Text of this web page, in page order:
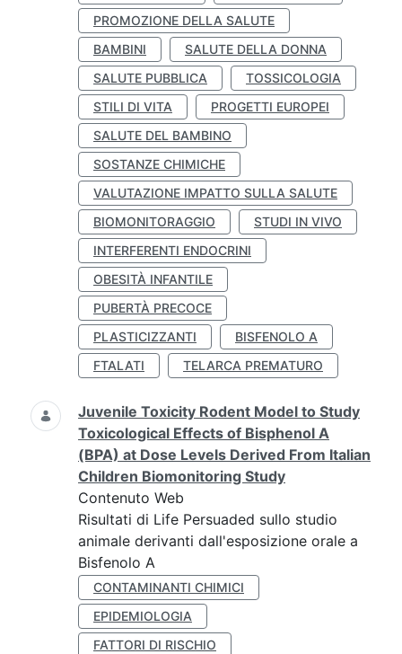
PROMOZIONE DELLA SALUTE
BAMBINI
SALUTE DELLA DONNA
SALUTE PUBBLICA
TOSSICOLOGIA
STILI DI VITA
PROGETTI EUROPEI
SALUTE DEL BAMBINO
SOSTANZE CHIMICHE
VALUTAZIONE IMPATTO SULLA SALUTE
BIOMONITORAGGIO
STUDI IN VIVO
INTERFERENTI ENDOCRINI
OBESITÀ INFANTILE
PUBERTÀ PRECOCE
PLASTICIZZANTI
BISFENOLO A
FTALATI
TELARCA PREMATURO
Juvenile Toxicity Rodent Model to Study
Toxicological Effects of Bisphenol A
(BPA) at Dose Levels Derived From Italian
Children Biomonitoring Study
Contenuto Web
Risultati di Life Persuaded sullo studio
animale derivanti dall'esposizione orale a
Bisfenolo A
CONTAMINANTI CHIMICI
EPIDEMIOLOGIA
FATTORI DI RISCHIO